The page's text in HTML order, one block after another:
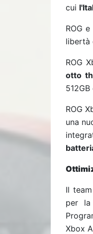
cui
ROG
libertà
ROG
otto
ROG
una
Il
per la
Xbox